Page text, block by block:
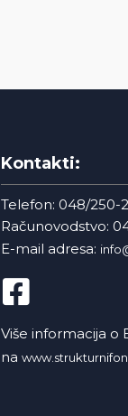
Kontakti:
Telefon: 048/250-
Računovodstvo:
E-mail adresa:
Više informacija o
na